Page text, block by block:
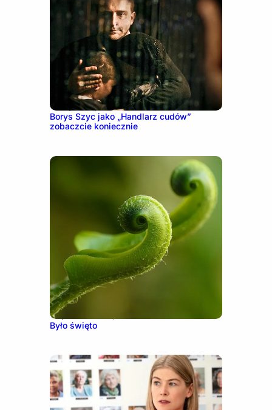
16 stycznia, 2023
Borys Szyc jako „Handlarz cudów”
zobaczcie koniecznie
10 października, 2016
Było święto